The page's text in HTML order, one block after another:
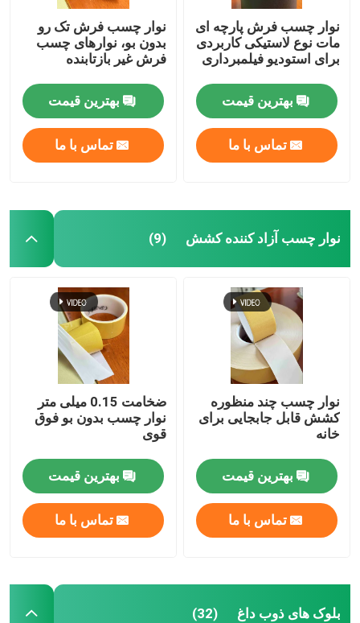
نوار چسب فرش پارچه ای
مات نوع لاستیکی کاربردی
برای استودیو فیلمبرداری
بهترین قیمت
تماس با ما
نوار چسب فرش تک رو
بدون بو، نوارهای چسب
فرش غیر بازتابنده
بهترین قیمت
تماس با ما
نوار چسب آزاد کننده کشش (9)
نوار چسب چند منظوره
کشش قابل جابجایی برای
خانه
بهترین قیمت
تماس با ما
ضخامت 0.15 میلی متر
نوار چسب بدون بو فوق
قوی
بهترین قیمت
تماس با ما
بلوک های ذوب داغ (32)